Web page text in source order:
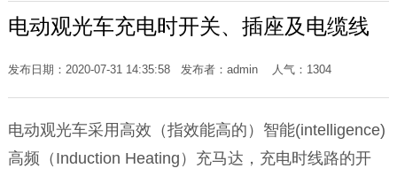
电动观光车充电时开关、插座及电缆线
发布日期：2020-07-31 14:35:58 发布者：admin 人气： 1304
电动观光车采用高效（指效能高的）智能(intelligence)
高频（Induction Heating）充马达，充电时线路的开